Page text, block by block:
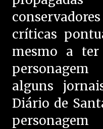
críticas
mesmo a
alguns
Diário de
personagem